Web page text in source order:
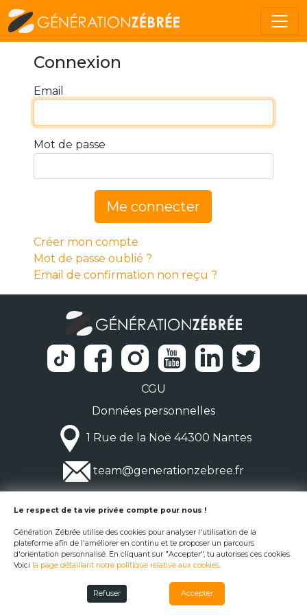
Connexion
Email
Mot de passe
Me connecter
Créer mon compte
Mot de passe oublié ?
Email de confirmation non reçu ?
CGU
Données personnelles
1 Rue de la Noë 44300 Nantes
team@generationzebree.fr
© Génération Zébrée 2026
Le respect de ta vie privée compte pour nous !
Génération Zébrée utilise des cookies pour analyser l'utilisation de la
plateforme afin de l'améliorer en continu et te proposer un parcours
d'orientation personnalisé. En cliquant sur "Accepter", tu autorises ces cookies.
Voici la page détaillant notre politique relative aux cookies.
Refuser Accepter